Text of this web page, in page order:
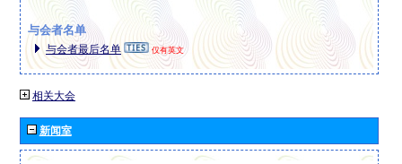
与会者名单
与会者最后名单 仅有英文
相关大会
新闻室